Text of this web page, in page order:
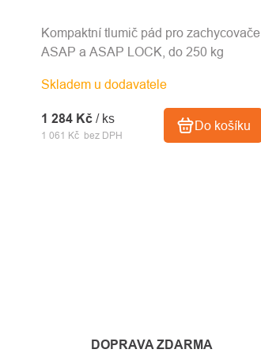
Skladem u dodavatele
1 061 Kč bez DPH
1 284 Kč / ks Do košíku
Kompaktní tlumič pád pro zachycovače
ASAP a ASAP LOCK, do 250 kg
DOPRAVA ZDARMA